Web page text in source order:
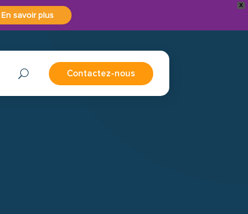
X
En savoir plus
Contactez-nous